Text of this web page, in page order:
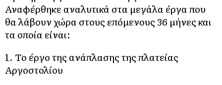
Αναφέρθηκε αναλυτικά στα μεγάλα έργα που
θα λάβουν χώρα στους επόμενους 36 μήνες και
τα οποία είναι:
1. Το έργο της ανάπλασης της πλατείας
Αργοστολίου